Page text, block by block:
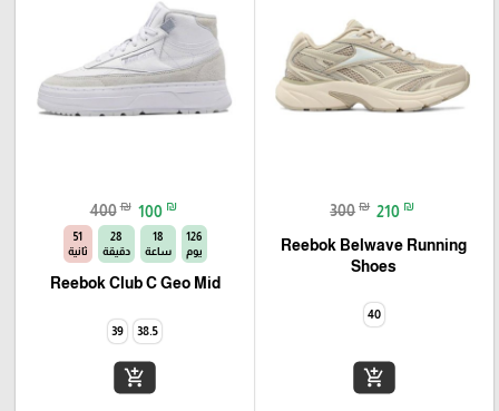
300 ₪ 210 ₪
Reebok Belwave Running
Shoes‏
40
add_shopping_cart
400 ₪ 100 ₪
126
يوم
18
ساعة
28
دقيقة
51
ثانية
Reebok Club C Geo Mid
38.5
39
add_shopping_cart